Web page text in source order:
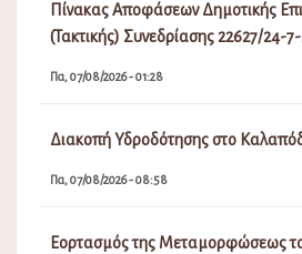
Πίνακας Αποφάσεων Δημοτικής
(Τακτικής) Συνεδρίασης 22627/24-
Πα, 07/08/2026 - 01:28
Διακοπή Υδροδότησης στο
Πα, 07/08/2026 - 08:58
Εορτασμός της Μεταμορφώσεως